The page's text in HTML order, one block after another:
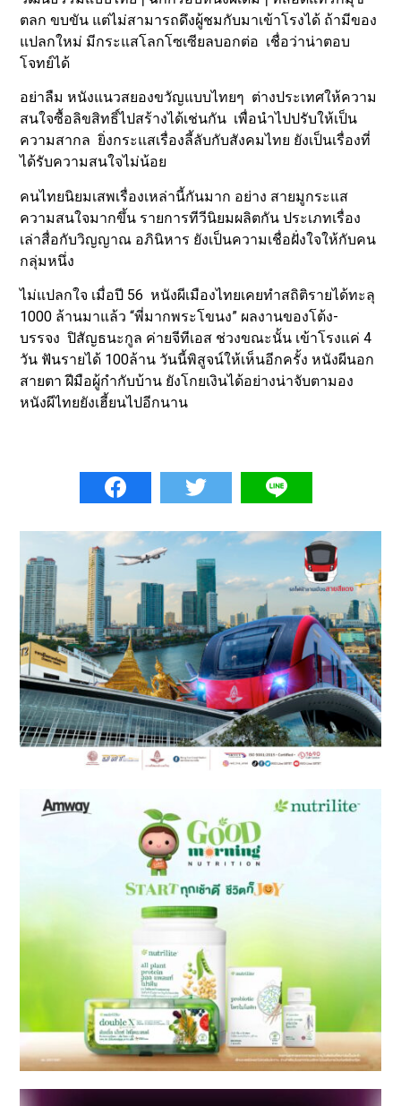
ตลก ขบขัน แต่ไม่สามารถดึงผู้ชมกับมาเข้าโรงได้ ถ้ามีของ
แปลกใหม่ มีกระแสโลกโซเซียลบอกต่อ เชื่อว่าน่าตอบ
โจทย์ได้
อย่าลืม หนังแนวสยองขวัญแบบไทยๆ ต่างประเทศให้ความ
สนใจซื้อลิขสิทธิ์ไปสร้างได้เช่นกัน เพื่อนำไปปรับให้เป็น
ความสากล ยิ่งกระแสเรื่องลี้ลับกับสังคมไทย ยังเป็นเรื่องที่
ได้รับความสนใจไม่น้อย
คนไทยนิยมเสพเรื่องเหล่านี้กันมาก อย่าง สายมูกระแส
ความสนใจมากขึ้น รายการทีวีนิยมผลิตกัน ประเภทเรื่อง
เล่าสื่อกับวิญญาณ อภินิหาร ยังเป็นความเชื่อฝั่งใจให้กับคน
กลุ่มหนึ่ง
ไม่แปลกใจ เมื่อปี 56 หนังผีเมืองไทยเคยทำสถิติรายได้ทะลุ
1000 ล้านมาแล้ว “พี่มากพระโขนง” ผลงานของโต้ง-
บรรจง ปิสัญธนะกูล ค่ายจีทีเอส ช่วงขณะนั้น เข้าโรงแค่ 4
วัน ฟันรายได้ 100ล้าน วันนี้พิสูจน์ให้เห็นอีกครั้ง หนังผีนอก
สายตา ฝีมือผู้กำกับบ้าน ยังโกยเงินได้อย่างน่าจับตามอง
หนังผีไทยยังเฮี้ยนไปอีกนาน